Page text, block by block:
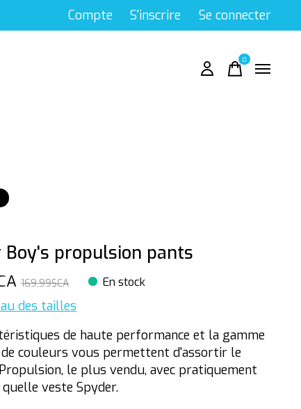
Compte S'inscrire Se connecter
0items
Boy's propulsion pants
169,99$CA En stock
des tailles
de haute performance et la gamme
couleurs vous permettent d'assortir le
le plus vendu, avec pratiquement
veste Spyder.